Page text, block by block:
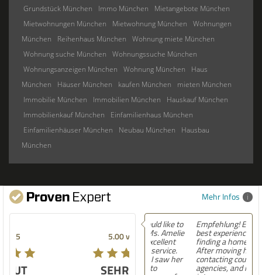
Grundstück München
Immo München
Mietangebote München
Mietwohnungen München
Mietwohnung München
Wohnungen
München
Reihenhaus München
Wohnung miete München
Wohnung suche München
Wohnungssuche München
Wohnungsanzeigen München
Wohnung München
Haus
München
Häuser München kaufen München
mieten München
Immobilie München
Immobilien München
Hauskauf München
Immobilienkauf München
Einfamilienhaus München
Einfamilienhäuser München
Neubau München
Hausbau
München
Mehr Infos
Empfehlung! Easily the
best experience Iâ€™ve had
finding a home in Germany.
After moving here,
contacting countless
agencies, and now settling